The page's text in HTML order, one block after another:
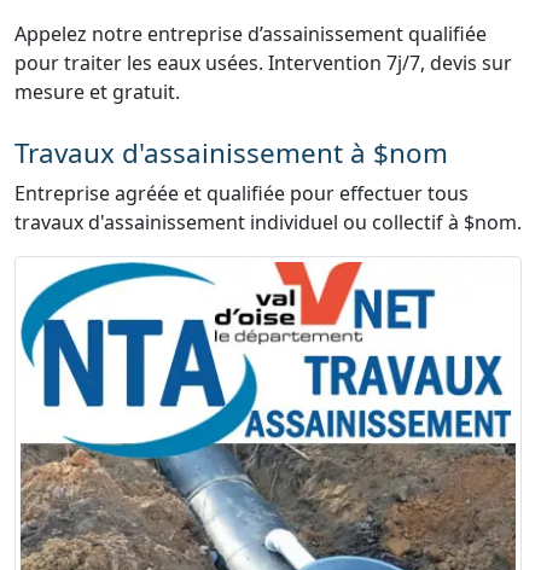
Appelez notre entreprise d’assainissement qualifiée
pour traiter les eaux usées. Intervention 7j/7, devis sur
mesure et gratuit.
Travaux d'assainissement à $nom
Entreprise agréée et qualifiée pour effectuer tous
travaux d'assainissement individuel ou collectif à $nom.